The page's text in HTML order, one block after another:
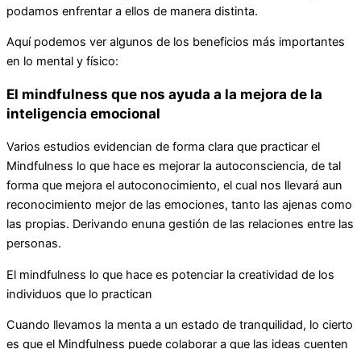
podamos enfrentar a ellos de manera distinta.
Aquí podemos ver algunos de los beneficios más importantes
en lo mental y físico:
El mindfulness que nos ayuda a la mejora de la
inteligencia emocional
Varios estudios evidencian de forma clara que practicar el
Mindfulness lo que hace es mejorar la autoconsciencia, de tal
forma que mejora el autoconocimiento, el cual nos llevará aun
reconocimiento mejor de las emociones, tanto las ajenas como
las propias. Derivando enuna gestión de las relaciones entre las
personas.
El mindfulness lo que hace es potenciar la creatividad de los
individuos que lo practican
Cuando llevamos la menta a un estado de tranquilidad, lo cierto
es que el Mindfulness puede colaborar a que las ideas cuenten